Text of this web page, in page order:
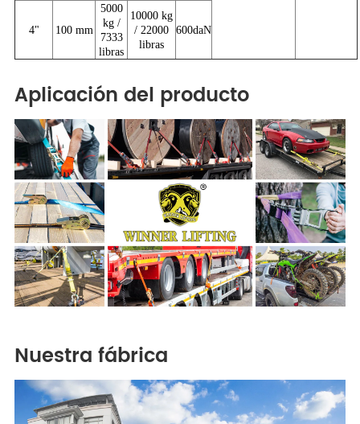
4" 100 mm
5000
kg /
7333
libras
10000 kg
/ 22000
libras
600daN
Aplicación del producto
Nuestra fábrica